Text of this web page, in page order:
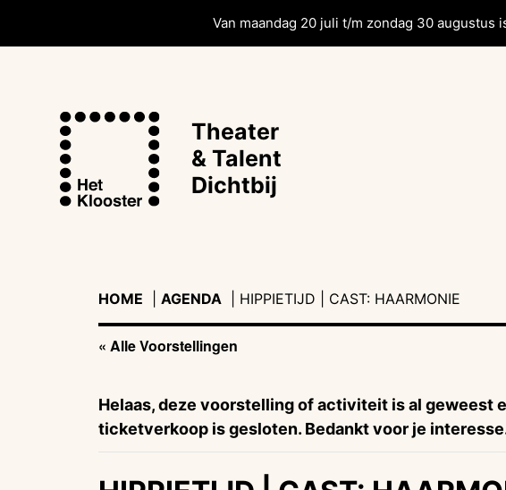
Van maandag 20 juli t/m zondag 30
Theater
& Talent
Dichtbij
HOME AGENDA
| HIPPIETIJD | CAST: HAARMONIE
« Alle Voorstellingen
Helaas, deze voorstelling of activiteit is al geweest
ticketverkoop is gesloten. Bedankt voor je